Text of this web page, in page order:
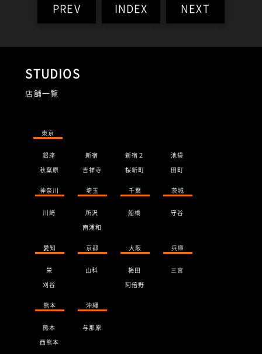
PREV INDEX NEXT
STUDIOS
店舗一覧
東京
銀座 新宿 新宿２
池袋
秋葉原
吉祥寺 桜新町 田町
神奈川 埼玉 千葉 茨城
川崎 所沢 船橋
守谷
南浦和
愛知 京都 大阪 兵庫
栄 山科 梅田
三宮
刈谷
阿倍野
熊本 沖縄
熊本
与那原
西熊本